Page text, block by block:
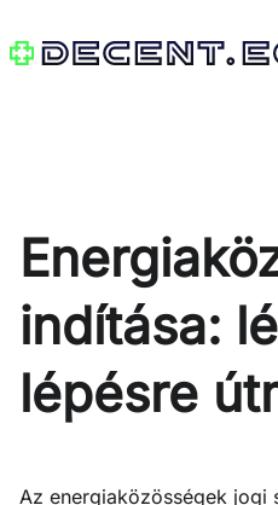
indítása:
lépésre
Az energiaközösségek jogi